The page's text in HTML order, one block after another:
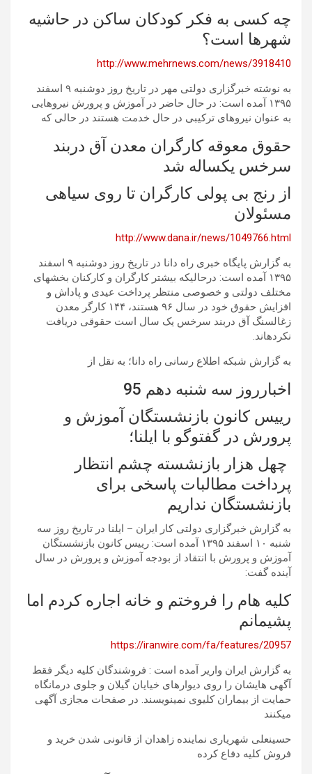
چه کسی به فکر کودکان ساکن در حاشیه
شهرها است؟
http://www.mehrnews.com/news/3918410
به نوشته خبرگزاری دولتی مهر در تاریخ روز دوشنبه ۹ اسفند
۱۳۹۵ آمده است: در حال حاضر در آموزش و پرورش نیروهایی
به عنوان نیروهای ترکیبی در حال خدمت هستند در حالی که
حقوق معوقه کارگران معدن آق دربند
سرخس یکساله شد
از رنج بی پولی کارگران تا روی سیاهی
مسئولان
http://www.dana.ir/news/1049766.html
به گزارش پایگاه خبری راه دانا در تاریخ روز دوشنبه ۹ اسفند
۱۳۹۵ آمده است: درحالیکه بیشتر کارگران و کارکنان بخشهای
مختلف دولتی و خصوصی منتظر پرداخت عیدی و پاداش و
افزایش حقوق خود در سال ۹۶ هستند، ۱۴۴ کارگر معدن
زغالسنگ آق دربند سرخس یک سال است حقوقی دریافت
نکردهاند.
به گزارش شبکه اطلاع رسانی راه دانا؛ به نقل از
اخبارروز سه شنبه دهم 95
رییس کانون بازنشستگان آموزش و
پرورش در گفتوگو با ایلنا؛
چهل هزار بازنشسته چشم انتظار
پرداخت مطالبات پاسخی برای
بازنشستگان نداریم
به گزارش خبرگزاری دولتی کار ایران – ایلنا در تاریخ روز سه
شنبه ١٠ اسفند ۱۳۹۵ آمده است: رییس کانون بازنشستگان
آموزش و پرورش با انتقاد از بودجه آموزش و پرورش در سال
آینده گفت:
کلیه هام را فروختم و خانه اجاره کردم اما
پشیمانم
https://iranwire.com/fa/features/20957
به گزارش ایران واریر آمده است : فروشندگان کلیه دیگر فقط
آگهی هایشان را روی دیوارهای خیایان گیلان و جلوی درمانگاه
حمایت از بیماران کلیوی نمینویسند. در صفحات مجازی آگهی
میکنند
حسینعلی شهریاری نماینده زاهدان از قانونی شدن خرید و
فروش کلیه دفاع کرده